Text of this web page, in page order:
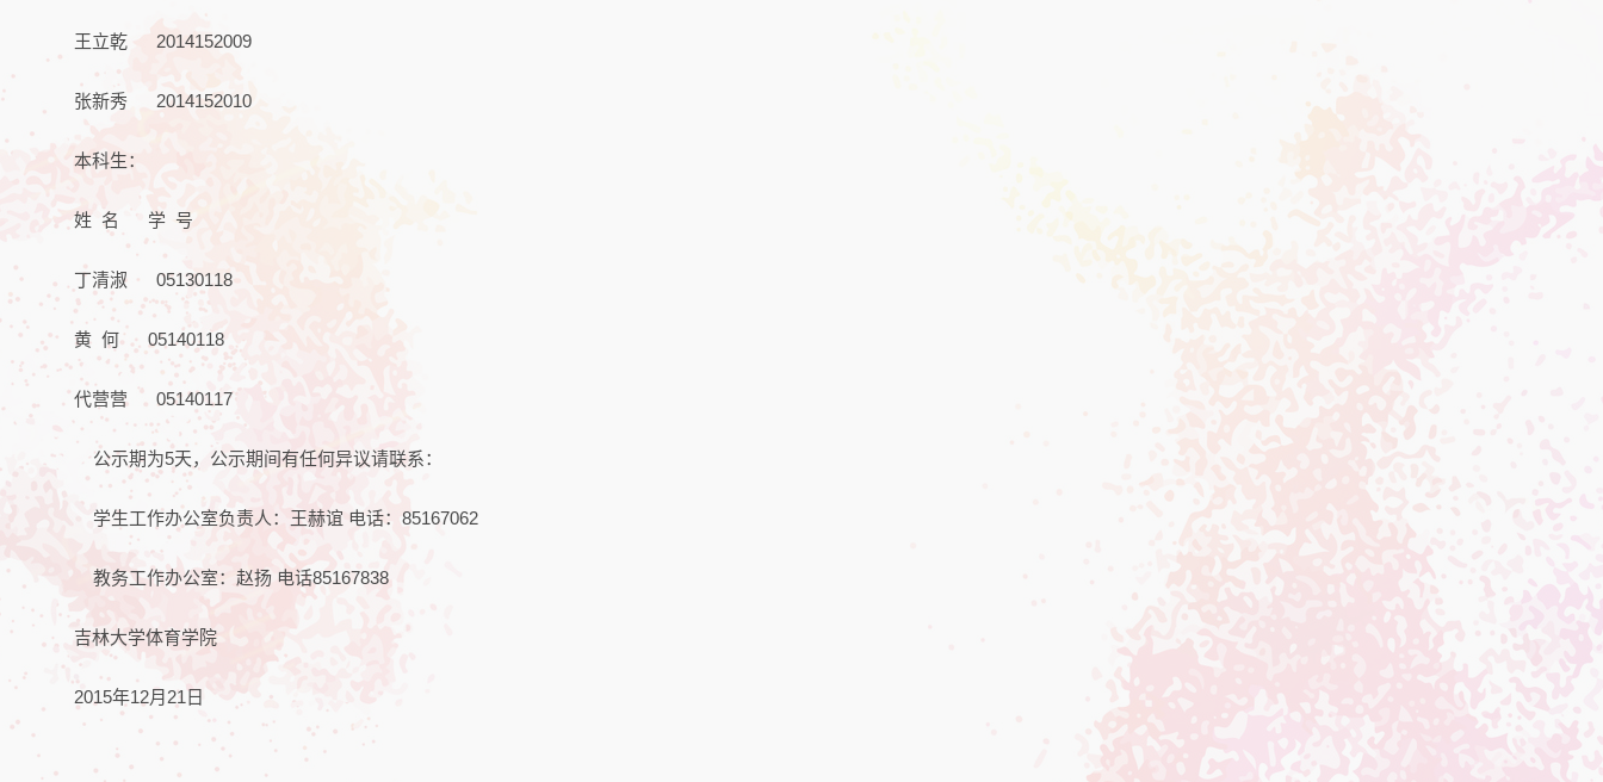
王立乾 2014152009
张新秀 2014152010
本科生：
姓 名 学 号
丁清淑 05130118
黄 何 05140118
代营营 05140117
公示期为5天，公示期间有任何异议请联系：
学生工作办公室负责人：王赫谊 电话：85167062
教务工作办公室：赵扬 电话85167838
吉林大学体育学院
2015年12月21日